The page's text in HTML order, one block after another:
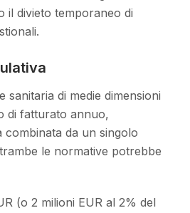
il divieto temporaneo di
di medie dimensioni
di fatturato annuo,
combinata da un singolo
le normative potrebbe
(o 2 milioni EUR al 2% del